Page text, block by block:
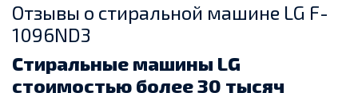
Отзывы о стиральной машине LG F-
1096ND3
Стиральные машины LG
стоимостью более 30 тысяч